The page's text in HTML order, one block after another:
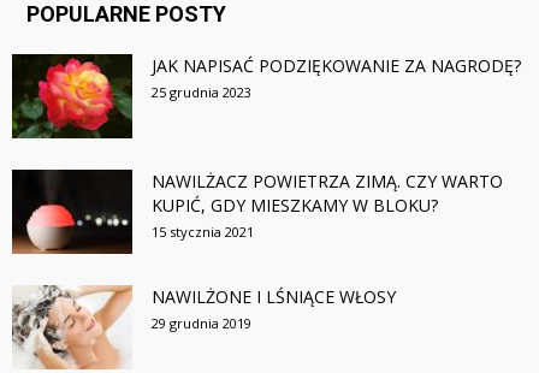
POPULARNE POSTY
JAK NAPISAĆ PODZIĘKOWANIE ZA NAGRODĘ?
25 grudnia 2023
NAWILŻACZ POWIETRZA ZIMĄ. CZY WARTO
KUPIĆ, GDY MIESZKAMY W BLOKU?
15 stycznia 2021
NAWILŻONE I LŚNIĄCE WŁOSY
29 grudnia 2019